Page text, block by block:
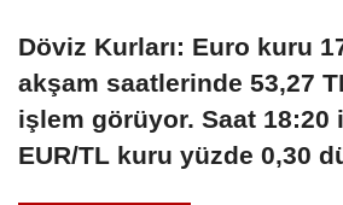
Döviz Kurları: Euro kuru
akşam saatlerinde 53,27
işlem görüyor. Saat 18:20
EUR/TL kuru yüzde 0,30